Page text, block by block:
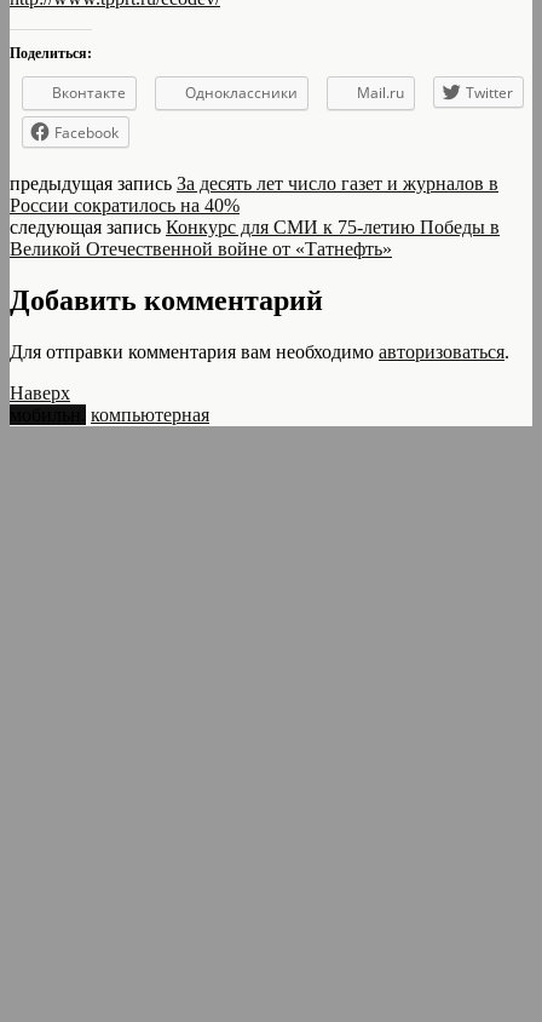
Поделиться:
Вконтакте Одноклассники Mail.ru
Twitter
Facebook
предыдущая запись За десять лет число газет и журналов в
России сократилось на 40%
следующая запись Конкурс для СМИ к 75-летию Победы в
Великой Отечественной войне от «Татнефть»
Добавить комментарий
Для отправки комментария вам необходимо авторизоваться.
Наверх
компьютерная